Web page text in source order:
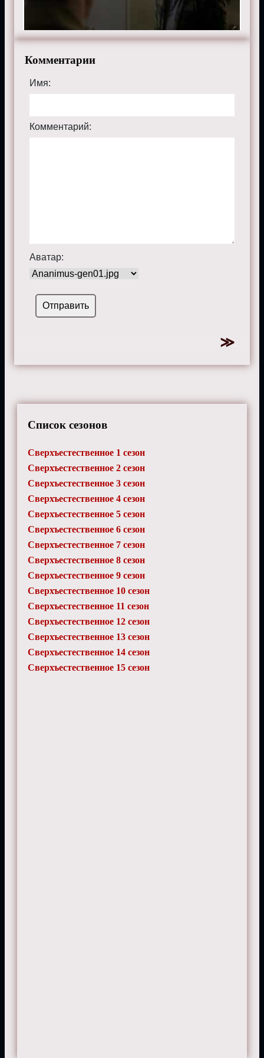
» бесплатно в хорошем HD
на сайте supernaturalmp.ru.
Комментарии
Имя:
Комментарий:
Аватар:
Список сезонов
Сверхъестественное 1 сезон
Сверхъестественное 2 сезон
Сверхъестественное 3 сезон
Сверхъестественное 4 сезон
Сверхъестественное 5 сезон
Сверхъестественное 6 сезон
Сверхъестественное 7 сезон
Сверхъестественное 8 сезон
Сверхъестественное 9 сезон
Сверхъестественное 10 сезон
Сверхъестественное 11 сезон
Сверхъестественное 12 сезон
Сверхъестественное 13 сезон
Сверхъестественное 14 сезон
Сверхъестественное 15 сезон